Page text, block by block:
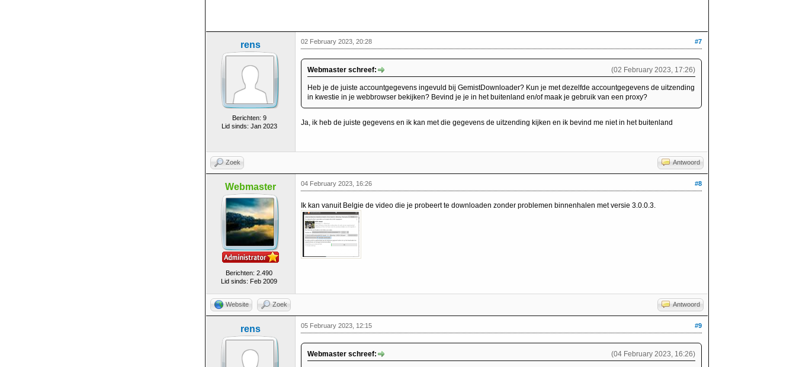
rens
Berichten: 9
Lid sinds: Jan 2023
#7
02 February 2023, 20:28
(02 February 2023, 17:26)
Webmaster schreef:
Heb je de juiste accountgegevens ingevuld bij GemistDownloader? Kun je met dezelfde accountgegevens de uitzending
in kwestie in je webbrowser bekijken? Bevind je je in het buitenland en/of maak je gebruik van een proxy?
Ja, ik heb de juiste gegevens en ik kan met die gegevens de uitzending kijken en ik bevind me niet in het buitenland
Zoek Antwoord
Webmaster
Berichten: 2.490
Lid sinds: Feb 2009
#8
04 February 2023, 16:26
Ik kan vanuit Belgie de video die je probeert te downloaden zonder problemen binnenhalen met versie 3.0.0.3.
Website Zoek Antwoord
rens #9
05 February 2023, 12:15
(04 February 2023, 16:26)
Webmaster schreef: